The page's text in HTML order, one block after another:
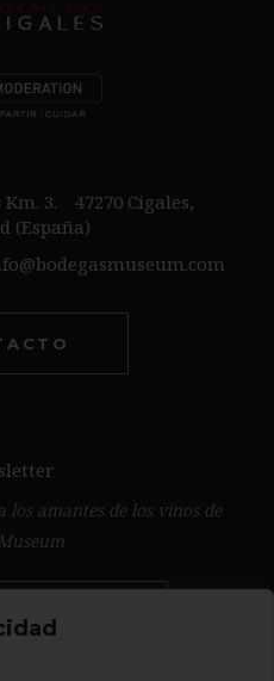
3.
47270 Cigales,
(España)
amantes de los vinos de